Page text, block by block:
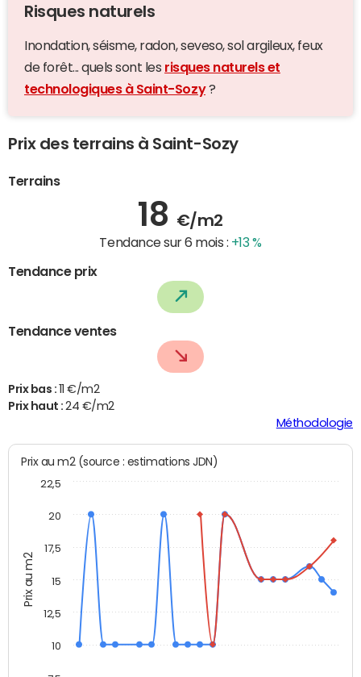
Risques naturels
Inondation, séisme, radon, seveso, sol argileux, feux
de forêt... quels sont les risques naturels et
technologiques à Saint-Sozy?
Prix des terrains à Saint-Sozy
Terrains
18 €/m2
Tendance sur 6 mois : +13 %
Tendance prix
Tendance ventes
Prix bas :
11 €/m2
Prix haut :24 €/m2
Méthodologie
Prix au m2
Prix au m2 (source : estimations JDN)
10
12,5
15
17,5
20
22,5